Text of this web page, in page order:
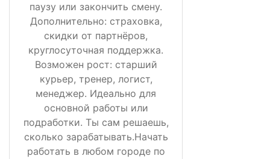
паузу или закончить смену.
Дополнительно: страховка,
скидки от партнёров,
круглосуточная поддержка.
Возможен рост: старший
курьер, тренер, логист,
менеджер. Идеально для
основной работы или
подработки. Ты сам решаешь,
сколько зарабатывать.Начать
работать в любом городе по